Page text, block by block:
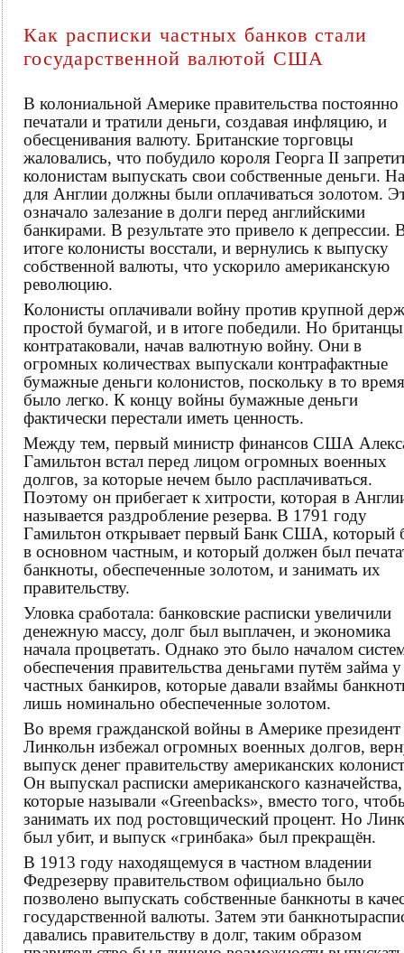
Как расписки частных банков стали
государственной валютой США
В колониальной Америке правительства постоянно
печатали и тратили деньги, создавая инфляцию, и
обесценивания валюту. Британские торговцы
жаловались, что побудило короля Георга II
колонистам выпускать свои собственные деньги.
для Англии должны были оплачиваться золотом.
означало залезание в долги перед английскими
банкирами. В результате это привело к депрессии.
итоге колонисты восстали, и вернулись к выпуску
собственной валюты, что ускорило американскую
революцию.
Колонисты оплачивали войну против крупной
простой бумагой, и в итоге победили. Но британцы
контратаковали, начав валютную войну. Они в
огромных количествах выпускали контрафактные
бумажные деньги колонистов, поскольку в то
было легко. К концу войны бумажные деньги
фактически перестали иметь ценность.
Между тем, первый министр финансов США
Гамильтон встал перед лицом огромных военных
долгов, за которые нечем было расплачиваться.
Поэтому он прибегает к хитрости, которая в
называется раздробление резерва. В 1791 году
Гамильтон открывает первый Банк США, который
в основном частным, и который должен был
банкноты, обеспеченные золотом, и занимать их
правительству.
Уловка сработала: банковские расписки увеличили
денежную массу, долг был выплачен, и экономика
начала процветать. Однако это было началом
обеспечения правительства деньгами путём займа у
частных банкиров, которые давали взаймы
лишь номинально обеспеченные золотом.
Во время гражданской войны в Америке президент
Линкольн избежал огромных военных долгов,
выпуск денег правительству американских
Он выпускал расписки американского казначейства,
которые называли «Greenbacks», вместо того,
занимать их под ростовщический процент. Но
был убит, и выпуск «гринбака» был прекращён.
В 1913 году находящемуся в частном владении
Федрезерву правительством официально было
позволено выпускать собственные банкноты в
государственной валюты. Затем эти
давались правительству в долг, таким образом